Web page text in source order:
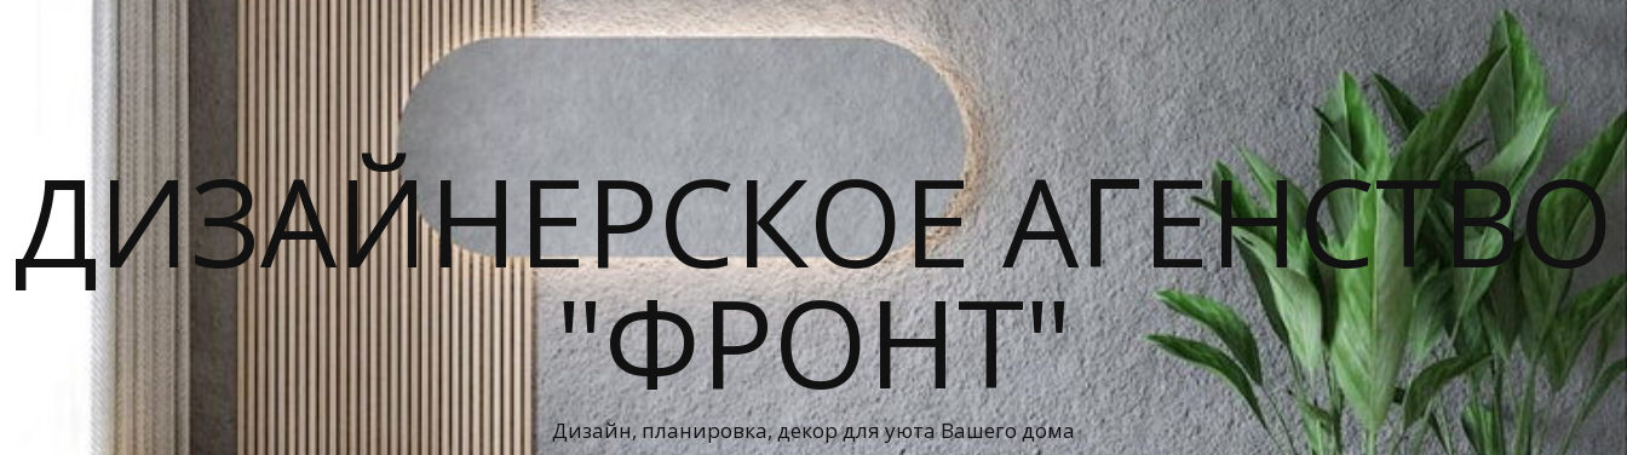
ДИЗАЙНЕРСКОЕ АГЕНСТВО
"ФРОНТ"
Дизайн, планировка, декор для уюта Вашего дома